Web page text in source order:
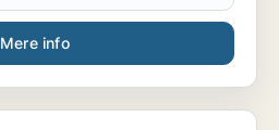
Mere info